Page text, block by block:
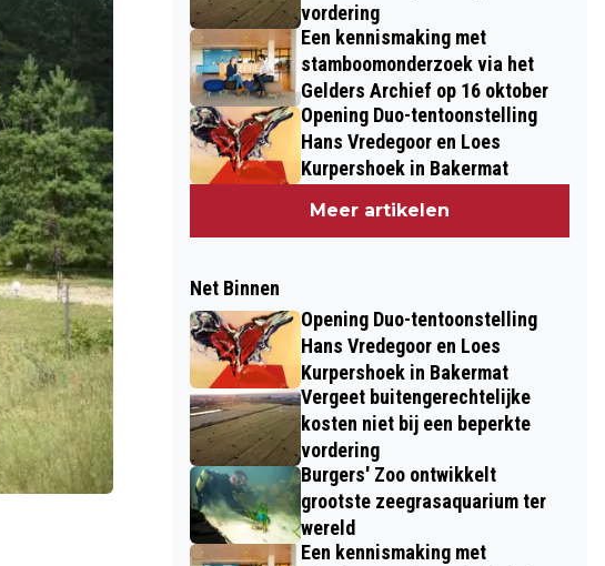
vordering
Een kennismaking met
stamboomonderzoek via het
Gelders Archief op 16 oktober
Opening Duo-tentoonstelling
Hans Vredegoor en Loes
Kurpershoek in Bakermat
Meer artikelen
Net Binnen
Opening Duo-tentoonstelling
Hans Vredegoor en Loes
Kurpershoek in Bakermat
Vergeet buitengerechtelijke
kosten niet bij een beperkte
vordering
Burgers' Zoo ontwikkelt
grootste zeegrasaquarium ter
wereld
Een kennismaking met